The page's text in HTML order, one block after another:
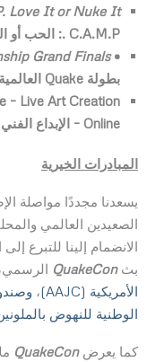
Love It or Nuke It
C.A.M.P .: الحب أو
•
Grand Finals
بطولة Quake
– Live Art Creation
Online – الإبداع
المبادرات الخيرية
يسعدنا مجددًا مواصلة
الصعيدين العالمي
الانضمام إلينا للتبرع
بثQuakeCon
الأمريكية (AAJC)
،
الوطنية للنهوض
كما يعرضQuakeCon